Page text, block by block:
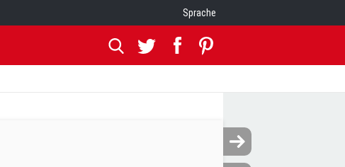
Sprache